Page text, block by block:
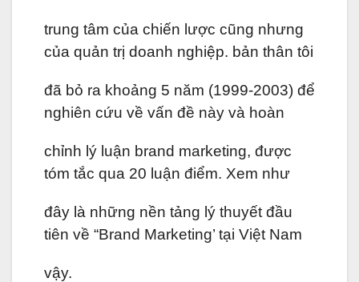
trung tâm của chiến lược cũng nhưng
của quản trị doanh nghiệp. bản thân tôi
đã bỏ ra khoảng 5 năm (1999-2003) để
nghiên cứu về vấn đề này và hoàn
chỉnh lý luận brand marketing, được
tóm tắc qua 20 luận điểm. Xem như
đây là những nền tảng lý thuyết đầu
tiên về “Brand Marketing’ tại Việt Nam
vậy.